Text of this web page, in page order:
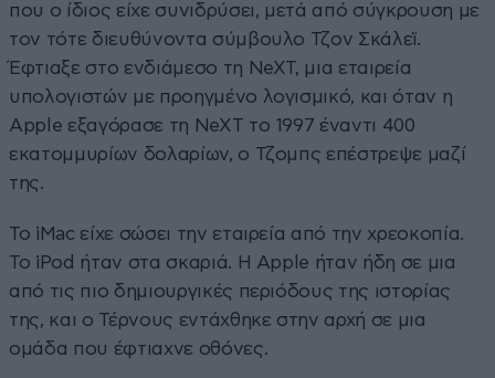
που ο ίδιος είχε συνιδρύσει, μετά από σύγκρουση με
τον τότε διευθύνοντα σύμβουλο Τζον Σκάλεϊ.
Έφτιαξε στο ενδιάμεσο τη NeXT, μια εταιρεία
υπολογιστών με προηγμένο λογισμικό, και όταν η
Apple εξαγόρασε τη NeXT το 1997 έναντι 400
εκατομμυρίων δολαρίων, ο Τζομπς επέστρεψε μαζί
της.
Το iMac είχε σώσει την εταιρεία από την χρεοκοπία.
Το iPod ήταν στα σκαριά. Η Apple ήταν ήδη σε μια
από τις πιο δημιουργικές περιόδους της ιστορίας
της, και ο Τέρνους εντάχθηκε στην αρχή σε μια
ομάδα που έφτιαχνε οθόνες.